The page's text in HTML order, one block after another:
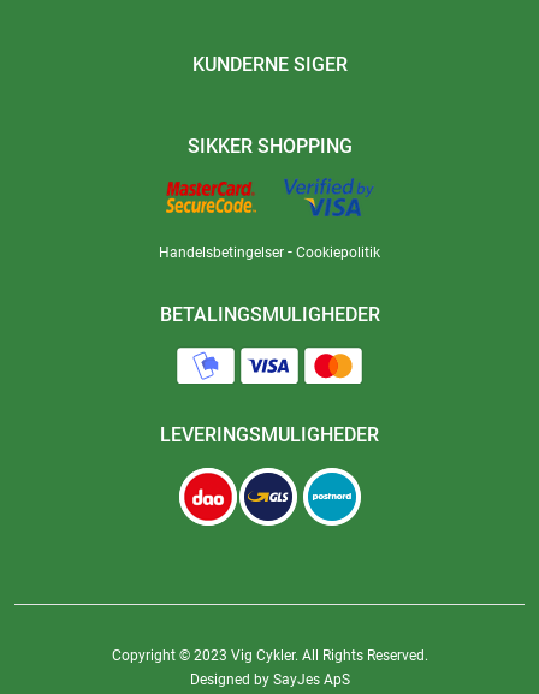
KUNDERNE SIGER
SIKKER SHOPPING
Handelsbetingelser - Cookiepolitik
BETALINGSMULIGHEDER
LEVERINGSMULIGHEDER
Copyright © 2023 Vig Cykler. All Rights Reserved.
Designed by SayJes ApS